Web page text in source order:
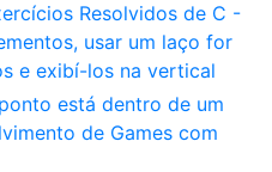
Resolvidos de C -
usar um laço for
e exibí-los na vertical
está dentro de um
de Games com